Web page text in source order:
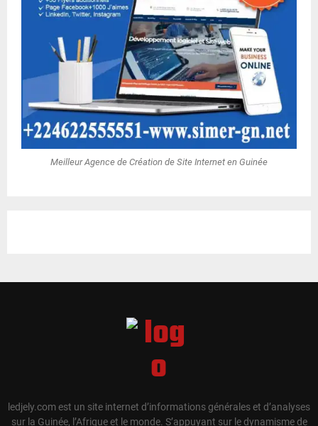
Meilleur Agence de Création de Site Internet en Guinée
ledjely.com est un site internet d’informations générales et d’analyses
sur la Guinée, l’Afrique et le monde. S’appuyant sur le dynamisme de